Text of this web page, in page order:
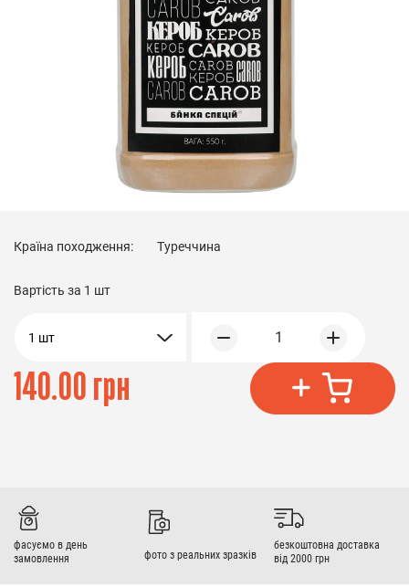
Країна походження: Туреччина
Вартість за 1 шт
1 шт 1
140.00 грн
фасуємо в день
замовлення
фото з реальних зразків
безкоштовна доставка
від 2000 грн